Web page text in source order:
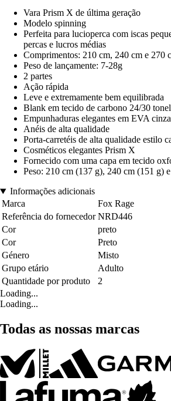
Vara Prism X de última geração
Modelo spinning
Perfeita para lucioperca com iscas
percas e lucros médias
Comprimentos: 210 cm, 240 cm e 270
Peso de lançamente: 7-28g
2 partes
Ação rápida
Leve e extremamente bem equilibrada
Blank em tecido de carbono 24/30
Empunhaduras elegantes em EVA cinza
Anéis de alta qualidade
Porta-carretéis de alta qualidade estilo
Cosméticos elegantes Prism X
Fornecido com uma capa em tecido
Peso: 210 cm (137 g), 240 cm (151 g)
Informações adicionais
Marca
Fox Rage
Referência do fornecedor NRD446
Cor
preto
Cor
Preto
Género
Misto
Grupo etário
Adulto
Quantidade por produto
2
Loading...
Loading...
Todas as nossas marcas